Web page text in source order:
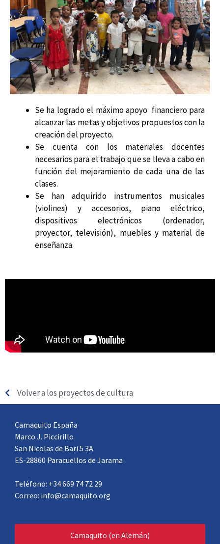
Se ha logrado el máximo apoyo financiero para
alcanzar las metas y objetivos propuestos con la
creación del proyecto.
Se cuenta con los materiales docentes
necesarios para el trabajo que se lleva a cabo en
función del mejoramiento de cada una de las
clases.
Se han adquirido instrumentos musicales
(violines) y accesorios, piano eléctrico,
dispositivos electrónicos (ordenador,
proyector, televisión), muebles y material de
enseñanza.
Volver a los proyectos de cultura
Camaquito España
Marco J. Piccirillo
San Nicolas de Bari 5 3A
ES-28860 Paracuellos de Jarama
Teléfono: +34 669 74 72 29
Correo: info@camaquito.org
Camaquito (en Alemán)